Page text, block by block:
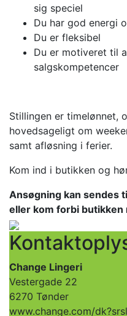
sig speciel
Du har god energi
Du er fleksibel
Du er motiveret til
salgskompetencer
Stillingen er timelønnet,
hovedsageligt om
samt afløsning i ferier.
Kom ind i butikken og
Ansøgning kan sendes
eller kom forbi butikken
Change Lingeri
Vestergade 22
6270 Tønder
www.change.com/